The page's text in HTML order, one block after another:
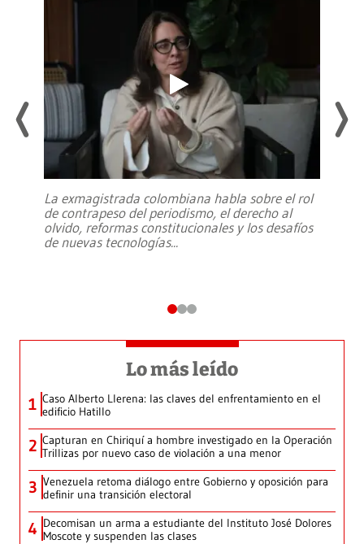
La exmagistrada colombiana habla sobre el rol
de contrapeso del periodismo, el derecho al
olvido, reformas constitucionales y los desafíos
de nuevas tecnologías...
Lo más leído
1 Caso Alberto Llerena: las claves del enfrentamiento en el
edificio Hatillo
2 Capturan en Chiriquí a hombre investigado en la Operación
Trillizas por nuevo caso de violación a una menor
3 Venezuela retoma diálogo entre Gobierno y oposición para
definir una transición electoral
4 Decomisan un arma a estudiante del Instituto José Dolores
Moscote y suspenden las clases